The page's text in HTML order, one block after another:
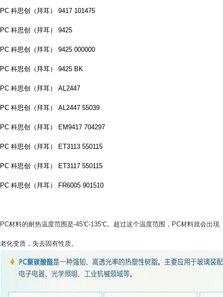
PC 科思创（拜耳） 9417 101475
PC 科思创（拜耳） 9425
PC 科思创（拜耳） 9425 000000
PC 科思创（拜耳） 9425 BK
PC 科思创（拜耳） AL2447
PC 科思创（拜耳） AL2447 55039
PC 科思创（拜耳） EM9417 704297
PC 科思创（拜耳） ET3113 550115
PC 科思创（拜耳） ET3117 550115
PC 科思创（拜耳） FR6005 901510
PC材料的耐热温度范围是-45℃-135℃。超过这个温度范围，PC材料就会出现
老化变质，失去固有性质。